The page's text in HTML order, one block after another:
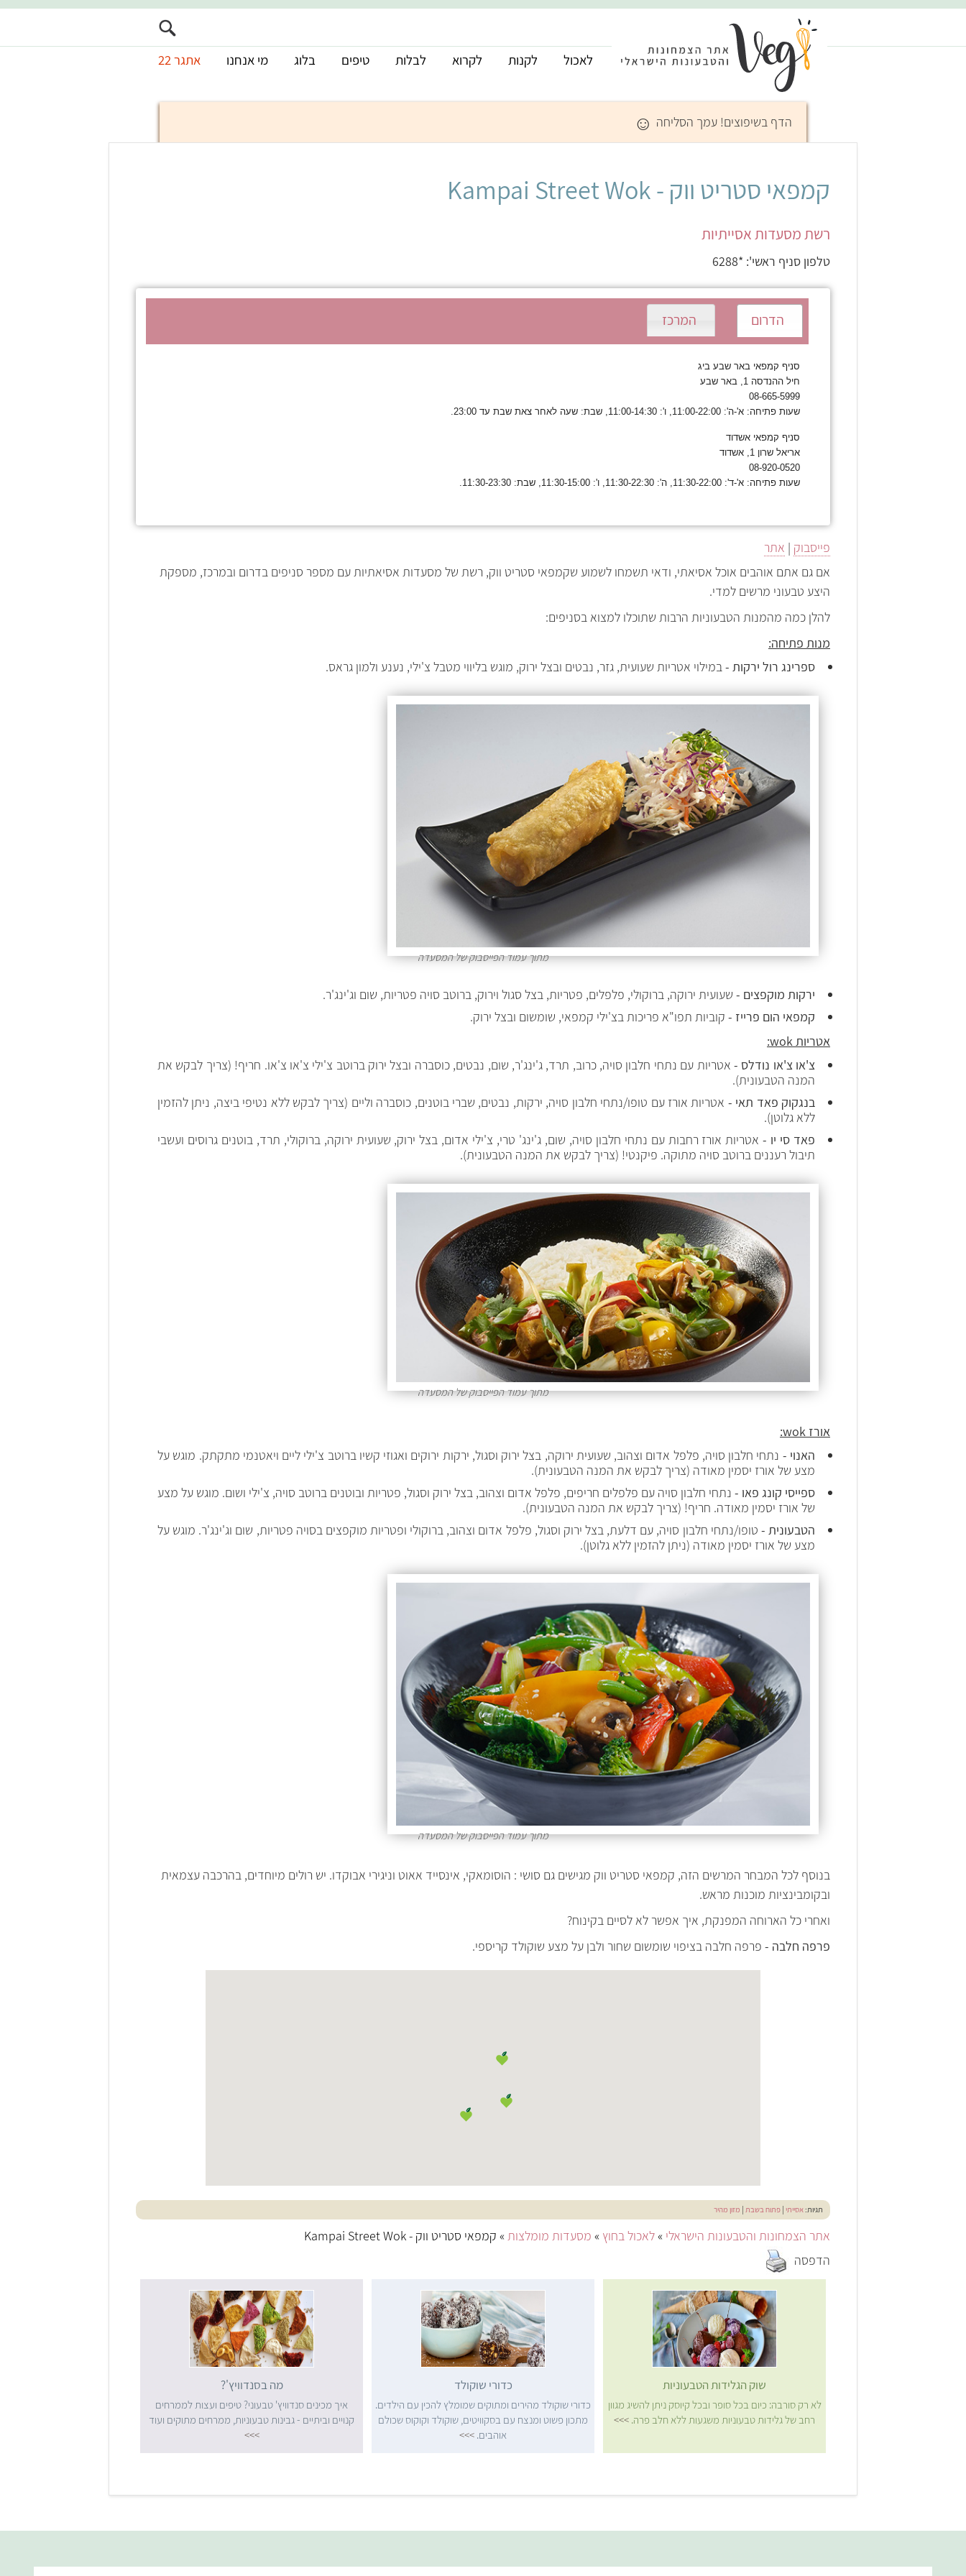
לאכול לקנות לקרוא לבלות טיפים בלוג מי אנחנו אתגר 22
הדף בשיפוצים! עמך הסליחה ☺
קמפאי סטריט ווק - Kampai Street Wok
רשת מסעדות אסייתיות
טלפון סניף ראשי': *6288
הדרום המרכז
סניף קמפאי באר שבע ביג
חיל ההנדסה 1, באר שבע
08-665-5999
שעות פתיחה: א'-ה': 11:00-22:00, ו': 11:00-14:30, שבת: שעה לאחר צאת שבת עד 23:00.
סניף קמפאי אשדוד
אריאל שרון 1, אשדוד
08-920-0520
שעות פתיחה: א'-ד': 11:30-22:00, ה': 11:30-22:30, ו': 11:30-15:00, שבת: 11:30-23:30.
פייסבוק | אתר
אם גם אתם אוהבים אוכל אסיאתי, ודאי תשמחו לשמוע שקמפאי סטריט ווק, רשת של מסעדות אסיאתיות עם מספר סניפים בדרום ובמרכז, מספקת
היצע טבעוני מרשים למדי.
להלן כמה מהמנות הטבעוניות הרבות שתוכלו למצוא בסניפים:
מנות פתיחה:
ספרינג רול ירקות -במילוי אטריות שעועית, גזר, נבטים ובצל ירוק, מוגש בליווי מטבל צ'ילי, נענע ולמון גראס.
מתוך עמוד הפייסבוק של המסעדה
ירקות מוקפצים - שעועית ירוקה, ברוקולי, פלפלים, פטריות, בצל סגול וירוק, ברוטב סויה פטריות, שום וג'ינג'ר.
קמפאי הום פרייז - קוביות תפו"א פריכות בצ'ילי קמפאי, שומשום ובצל ירוק.
אטריות wok:
צ'או צ'או נודלס - אטריות עם נתחי חלבון סויה, כרוב, תרד, ג'ינג'ר, שום, נבטים, כוסברה ובצל ירוק ברוטב צ'ילי צ'או צ'או. חריף! (צריך לבקש את
המנה הטבעונית).
בנגקוק פאד תאי - אטריות אורז עם טופו/נתחי חלבון סויה, ירקות, נבטים, שברי בוטנים, כוסברה וליים (צריך לבקש ללא נטיפי ביצה, ניתן להזמין
ללא גלוטן).
פאד סי יו -אטריות אורז רחבות עם נתחי חלבון סויה, שום, ג'ינג' טרי, צ'ילי אדום, בצל ירוק, שעועית ירוקה, ברוקולי, תרד, בוטנים גרוסים ועשבי
תיבול רעננים ברוטב סויה מתוקה. פיקנטי! (צריך לבקש את המנה הטבעונית).
מתוך עמוד הפייסבוק של המסעדה
אורז wok:
האנוי - נתחי חלבון סויה, פלפל אדום וצהוב, שעועית ירוקה, בצל ירוק וסגול, ירקות ירוקים ואגוזי קשיו ברוטב צ'ילי ליים ויאטנמי מתקתק. מוגש על
מצע של אורז יסמין מאודה (צריך לבקש את המנה הטבעונית).
ספייסי קונג פאו - נתחי חלבון סויה עם פלפלים חריפים, פלפל אדום וצהוב, בצל ירוק וסגול, פטריות ובוטנים ברוטב סויה, צ'ילי ושום. מוגש על מצע
של אורז יסמין מאודה. חריף! (צריך לבקש את המנה הטבעונית).
הטבעונית - טופו/נתחי חלבון סויה, עם דלעת, בצל ירוק וסגול, פלפל אדום וצהוב, ברוקולי ופטריות מוקפצים בסויה פטריות, שום וג'ינג'ר. מוגש על
מצע של אורז יסמין מאודה (ניתן להזמין ללא גלוטן).
מתוך עמוד הפייסבוק של המסעדה
בנוסף לכל המבחר המרשים הזה, קמפאי סטריט ווק מגישים גם סושי : הוסומאקי, אינסייד אאוט וניגירי אבוקדו. יש רולים מיוחדים, בהרכבה עצמאית
ובקומבינציות מוכנות מראש.
ואחרי כל הארוחה המפנקת, איך אפשר לא לסיים בקינוח?
פרפה חלבה - פרפה חלבה בציפוי שומשום שחור ולבן על מצע שוקולד קריספי.
תגיות:אסייתי | פתוח בשבת | מזון מהיר
אתר הצמחונות והטבעונות הישראלי »לאכול בחוץ » מסעדות מומלצות» קמפאי סטריט ווק - Kampai Street Wok
הדפסה
שוק הגלידות הטבעוניות
לא רק סורבה: כיום בכל סופר ובכל קיוסק ניתן להשיג מגוון
רחב של גלידות טבעוניות משגעות ללא חלב פרה. >>>
כדורי שוקולד
כדורי שוקולד מהירים ומתוקים שמומלץ להכין עם הילדים.
מתכון פשוט ומנצח עם בסקוויטים, שוקולד וקוקוס שכולם
אוהבים. >>>
מה בסנדוויץ'?
איך מכינים סנדוויץ' טבעוני? טיפים ועצות לממרחים
קנויים וביתיים - גבינות טבעוניות, ממרחים מתוקים ועוד
>>>